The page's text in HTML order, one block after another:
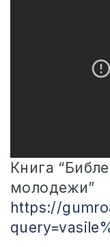
Книга
молодежи”
https://